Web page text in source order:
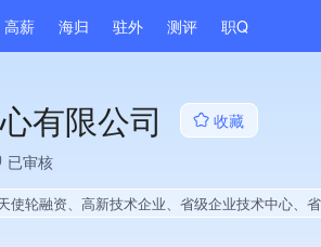
高薪 海归 驻外 测评 职Q
有限公司
收藏
已审核
政府供应商、上市企业供应商、国企供应商、战略性新兴领域创新能力、绝对控股4家公司、薪资水平全省同行前40%、A级纳税人、知名品牌供应商、多产业布局、拥有节能环保技术、拥有自主品牌、拥有发明专利、专利授权量同领域前5%、技术布局行业领先、拥有绿色低碳技术、经营年限全国同行前15%、集团核心成员、创新型中小